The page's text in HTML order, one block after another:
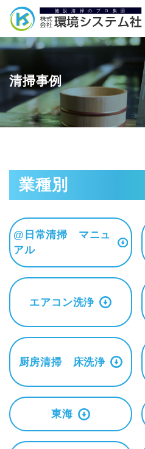
清掃事例
業種別
@日常清掃 マニュ
アル
エアコン洗浄
厨房清掃 床洗浄
東海